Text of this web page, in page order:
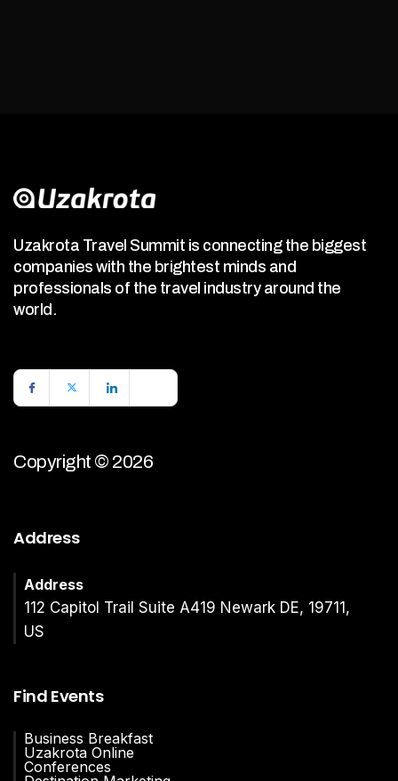
Uzakrota Travel Summit is connecting the biggest
companies with the brightest minds and
professionals of the travel industry around the
world.
Copyright © 2026
Address
Address
112 Capitol Trail Suite A419 Newark DE, 19711,
US
Find Events
Business Breakfast
Uzakrota Online
Conferences